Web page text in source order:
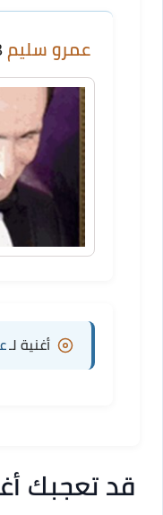
عمرو سليم
أغنية لـ
قد تعجبك